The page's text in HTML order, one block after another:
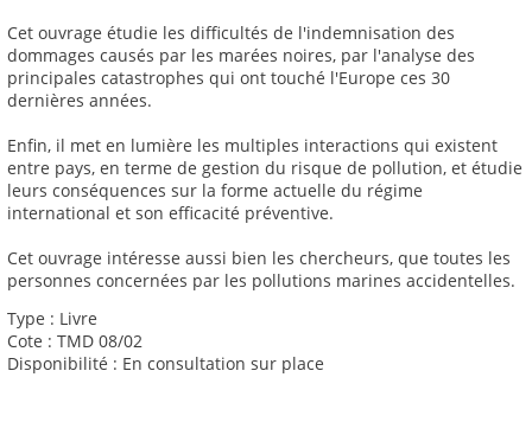
Cet ouvrage étudie les difficultés de l'indemnisation des
dommages causés par les marées noires, par l'analyse des
principales catastrophes qui ont touché l'Europe ces 30
dernières années.
Enfin, il met en lumière les multiples interactions qui existent
entre pays, en terme de gestion du risque de pollution, et étudie
leurs conséquences sur la forme actuelle du régime
international et son efficacité préventive.
Cet ouvrage intéresse aussi bien les chercheurs, que toutes les
personnes concernées par les pollutions marines accidentelles.
Type : Livre
Cote : TMD 08/02
Disponibilité : En consultation sur place